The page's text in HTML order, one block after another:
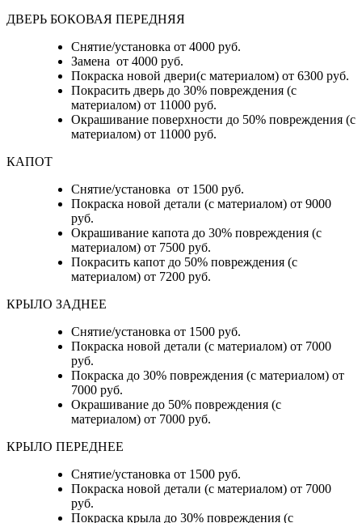
ДВЕРЬ БОКОВАЯ ПЕРЕДНЯЯ
Снятие/установка от 4000 руб.
Замена от 4000 руб.
Покраска новой двери(с материалом) от 6300 руб.
Покрасить дверь до 30% повреждения (с
материалом) от 11000 руб.
Окрашивание поверхности до 50% повреждения (с
материалом) от 11000 руб.
КАПОТ
Снятие/установка от 1500 руб.
Покраска новой детали (с материалом) от 9000
руб.
Окрашивание капота до 30% повреждения (с
материалом) от 7500 руб.
Покрасить капот до 50% повреждения (с
материалом) от 7200 руб.
КРЫЛО ЗАДНЕЕ
Снятие/установка от 1500 руб.
Покраска новой детали (с материалом) от 7000
руб.
Покраска до 30% повреждения (с материалом) от
7000 руб.
Окрашивание до 50% повреждения (с
материалом) от 7000 руб.
КРЫЛО ПЕРЕДНЕЕ
Снятие/установка от 1500 руб.
Покраска новой детали (с материалом) от 7000
руб.
Покраска крыла до 30% повреждения (с